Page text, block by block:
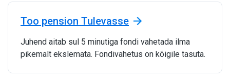
Too pension Tulevasse
Juhend aitab sul 5 minutiga fondi vahetada ilma
pikemalt ekslemata. Fondivahetus on kõigile tasuta.